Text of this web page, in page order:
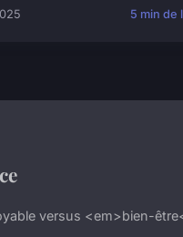
5 min de
versus <em>bien-